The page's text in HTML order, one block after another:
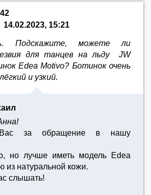
14.02.2023, 15:21
Подскажите, можете ли
для танцев на льду JW
Edеа Motivo? Ботинок очень
и узкий.
Вас за обращение в нашу
но лучше иметь модель Edea
из натуральной кожи.
слышать!